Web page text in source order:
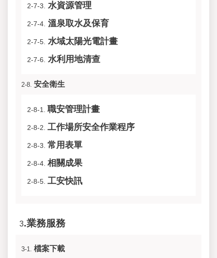
2-7-3. 水資源管理
2-7-4. 溫泉取水及保育
2-7-5. 水域太陽光電計畫
2-7-6. 水利用地清查
2-8. 安全衛生
2-8-1. 職安管理計畫
2-8-2. 工作場所安全作業程序
2-8-3. 常用表單
2-8-4. 相關成果
2-8-5. 工安快訊
3.業務服務
3-1. 檔案下載